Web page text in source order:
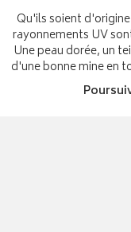
Qu'ils soient
rayonnements UV
Une peau dorée, un
d'une bonne mine en